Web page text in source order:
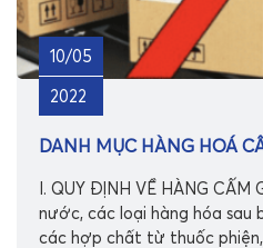
10/05
2022
DANH MỤC HÀNG HOÁ
I. QUY ĐỊNH VỀ HÀNG CẤM
nước, các loại hàng hóa sau
các hợp chất từ thuốc